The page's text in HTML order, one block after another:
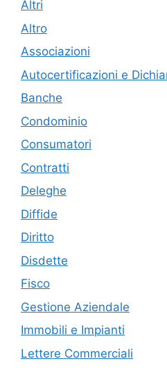
Altri
Altro
Associazioni
Autocertificazioni e
Banche
Condominio
Consumatori
Contratti
Deleghe
Diffide
Diritto
Disdette
Fisco
Gestione Aziendale
Immobili e Impianti
Lettere Commerciali